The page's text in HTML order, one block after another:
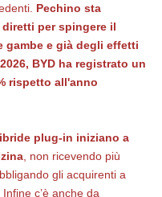
Pechino sta
per spingere il
gambe e già degli effetti
BYD ha registrato un
rispetto all'anno
plug-in iniziano a
, non ricevendo più
gli acquirenti a
c’è anche da